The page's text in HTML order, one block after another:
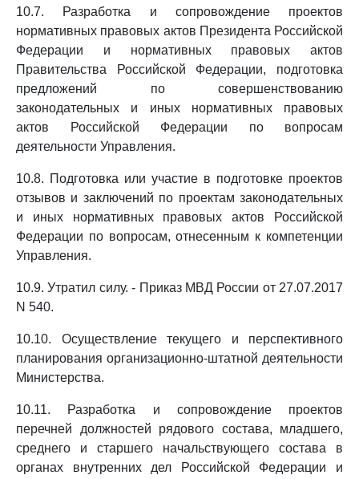
10.7. Разработка и сопровождение проектов
нормативных правовых актов Президента Российской
Федерации и нормативных правовых актов
Правительства Российской Федерации, подготовка
предложений по совершенствованию
законодательных и иных нормативных правовых
актов Российской Федерации по вопросам
деятельности Управления.
10.8. Подготовка или участие в подготовке проектов
отзывов и заключений по проектам законодательных
и иных нормативных правовых актов Российской
Федерации по вопросам, отнесенным к компетенции
Управления.
10.9. Утратил силу. - Приказ МВД России от 27.07.2017
N 540.
10.10. Осуществление текущего и перспективного
планирования организационно-штатной деятельности
Министерства.
10.11. Разработка и сопровождение проектов
перечней должностей рядового состава, младшего,
среднего и старшего начальствующего состава в
органах внутренних дел Российской Федерации и